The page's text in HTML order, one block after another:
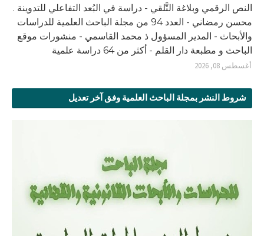
النص الرقمي وبلاغة التَّلقي - دراسة في البُعد التفاعلي للتدوينة .
محسن رمضاني - العدد 94 من مجلة الباحث العلمية للدراسات
والأبحاث - المدير المسؤول ذ محمد القاسمي - منشورات موقع
الباحث و مطبعة دار القلم - أكثر من 64 دراسة علمية
أغسطس 08, 2026
شروط النشر بمجلة الباحث العلمية وفق آخر تعديل